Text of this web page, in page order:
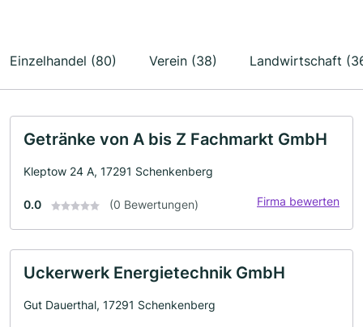
Einzelhandel (80) Verein (38) Landwirtschaft
Getränke von A bis Z Fachmarkt GmbH
Kleptow 24 A, 17291 Schenkenberg
0.0 (0 Bewertungen) Firma bewerten
Uckerwerk Energietechnik GmbH
Gut Dauerthal, 17291 Schenkenberg